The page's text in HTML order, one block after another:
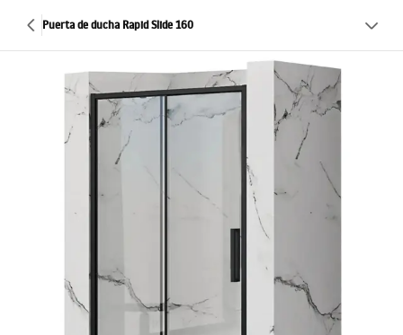
Puerta de ducha Rapid Slide 160